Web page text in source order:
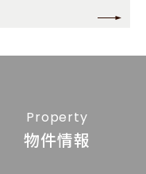
Property
物件情報